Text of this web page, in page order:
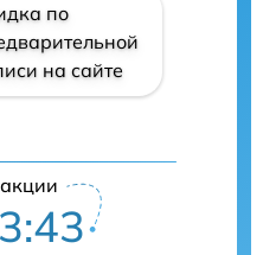
по
на сайте